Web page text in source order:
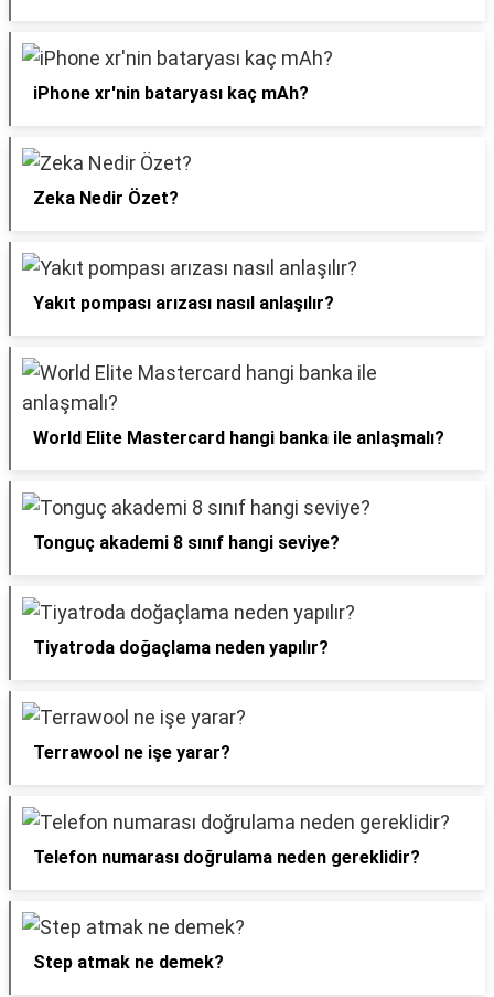
iPhone xr'nin bataryası kaç mAh?
Zeka Nedir Özet?
Yakıt pompası arızası nasıl anlaşılır?
World Elite Mastercard hangi banka ile anlaşmalı?
Tonguç akademi 8 sınıf hangi seviye?
Tiyatroda doğaçlama neden yapılır?
Terrawool ne işe yarar?
Telefon numarası doğrulama neden gereklidir?
Step atmak ne demek?